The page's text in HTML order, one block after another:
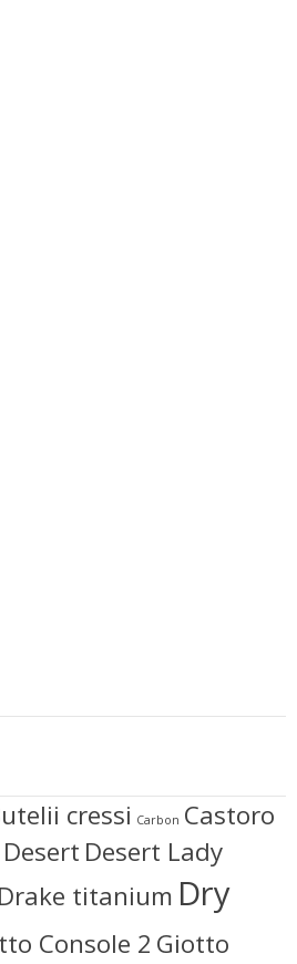
cressi Carbon Castoro
Desert Desert Lady
Drake titanium Dry
Console 2 Giotto